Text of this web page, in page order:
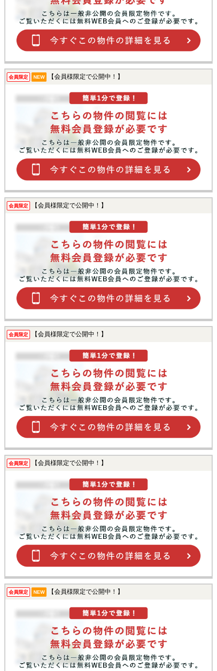
会員限定 NEW 【会員様限定で公開中！】
会員限定 【会員様限定で公開中！】
会員限定 【会員様限定で公開中！】
会員限定 【会員様限定で公開中！】
会員限定 NEW 【会員様限定で公開中！】